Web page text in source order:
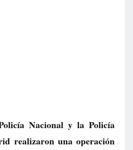
Nacional y la Policía
realizaron una operación